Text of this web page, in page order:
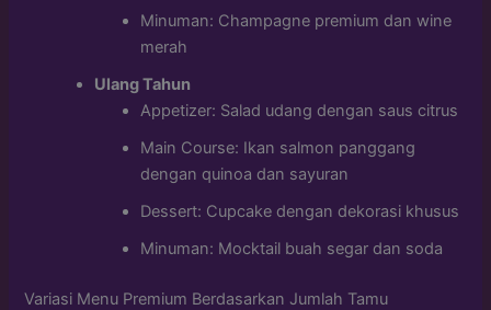
Minuman: Champagne premium dan wine
merah
Ulang Tahun
Appetizer: Salad udang dengan saus citrus
Main Course: Ikan salmon panggang
dengan quinoa dan sayuran
Dessert: Cupcake dengan dekorasi khusus
Minuman: Mocktail buah segar dan soda
Variasi Menu Premium Berdasarkan Jumlah Tamu